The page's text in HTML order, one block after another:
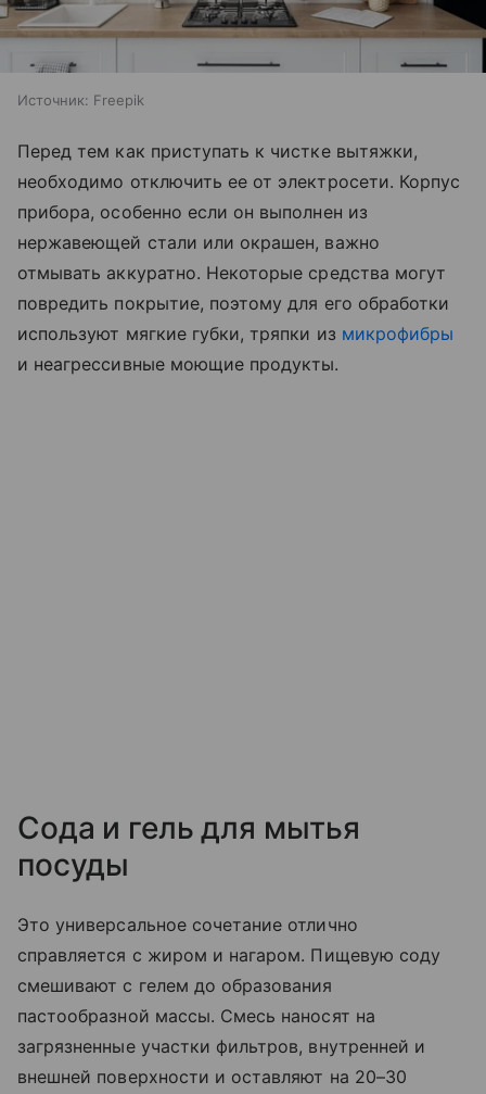
Источник: Freepik
Перед тем как приступать к чистке вытяжки,
необходимо отключить ее от электросети. Корпус
прибора, особенно если он выполнен из
нержавеющей стали или окрашен, важно
отмывать аккуратно. Некоторые средства могут
повредить покрытие, поэтому для его обработки
используют мягкие губки, тряпки из микрофибры
и неагрессивные моющие продукты.
Сода и гель для мытья
посуды
Это универсальное сочетание отлично
справляется с жиром и нагаром. Пищевую соду
смешивают с гелем до образования
пастообразной массы. Смесь наносят на
загрязненные участки фильтров, внутренней и
внешней поверхности и оставляют на 20–30